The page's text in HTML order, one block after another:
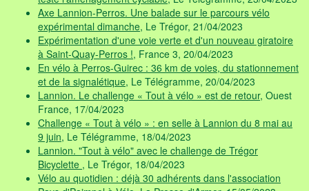
Axe Lannion-Perros. Une balade sur le parcours vélo
expérimental dimanche, Le Trégor, 21/04/2023
Expérimentation d'une voie verte et d'un nouveau giratoire
à Saint-Quay-Perros !, France 3, 20/04/2023
En vélo à Perros-Guirec : 36 km de voies, du stationnement
et de la signalétique, Le Télégramme, 20/04/2023
Lannion. Le challenge « Tout à vélo » est de retour, Ouest
France, 17/04/2023
Challenge « Tout à vélo » : en selle à Lannion du 8 mai au
9 juin, Le Télégramme, 18/04/2023
Lannion. "Tout à vélo" avec le challenge de Trégor
Bicyclette , Le Trégor, 18/04/2023
Vélo au quotidien : déjà 30 adhérents dans l'association